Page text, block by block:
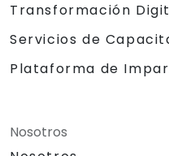
Transformación
Servicios de
Plataforma de
Nosotros